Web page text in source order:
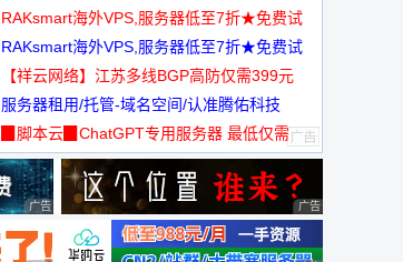
RAKsmart海外VPS,服务器低至7折★免费试
用★
RAKsmart海外VPS,服务器低至7折★免费试
用★
【祥云网络】江苏多线BGP高防仅需399元
服务器租用/托管-域名空间/认准腾佑科技
▉脚本云▉ChatGPT专用服务器 最低仅需
19元/月
广告 商业广告，理性选择 广告 商业广告，理